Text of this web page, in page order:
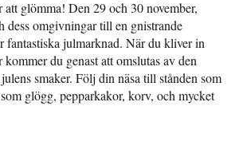
att glömma! Den 29 och 30 november,
dess omgivningar till en gnistrande
fantastiska julmarknad. När du kliver in
kommer du genast att omslutas av den
smaker. Följ din näsa till stånden som
glögg, pepparkakor, korv, och mycket